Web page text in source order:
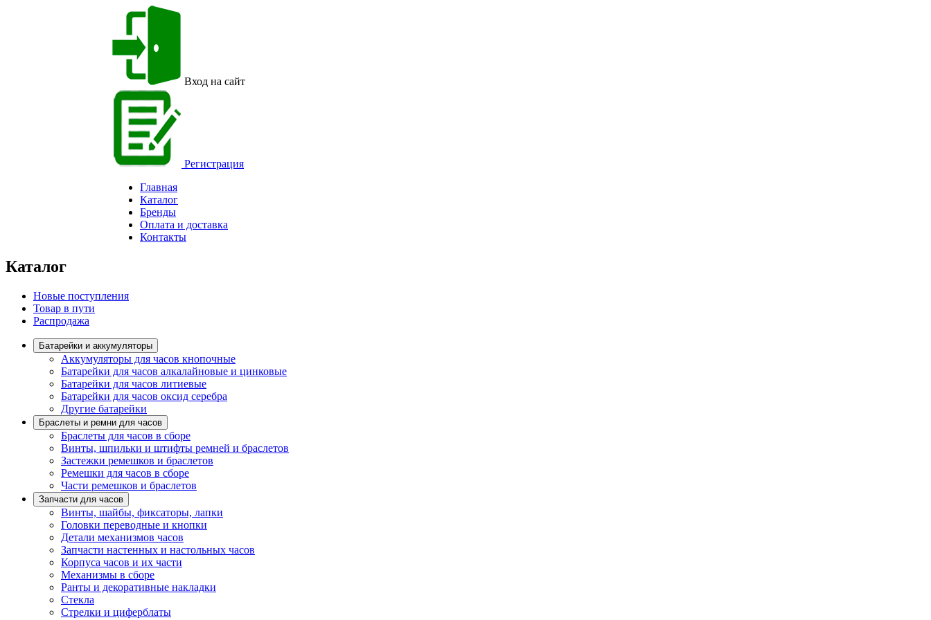
Вход на сайт
Регистрация
Главная
Каталог
Бренды
Оплата и доставка
Контакты
Каталог
Новые поступления
Товар в пути
Распродажа
Батарейки и аккумуляторы
Аккумуляторы для часов кнопочные
Батарейки для часов алкалайновые и цинковые
Батарейки для часов литиевые
Батарейки для часов оксид серебра
Другие батарейки
Браслеты и ремни для часов
Браслеты для часов в сборе
Винты, шпильки и штифты ремней и браслетов
Застежки ремешков и браслетов
Ремешки для часов в сборе
Части ремешков и браслетов
Запчасти для часов
Винты, шайбы, фиксаторы, лапки
Головки переводные и кнопки
Детали механизмов часов
Запчасти настенных и настольных часов
Корпуса часов и их части
Механизмы в сборе
Ранты и декоративные накладки
Стекла
Стрелки и циферблаты